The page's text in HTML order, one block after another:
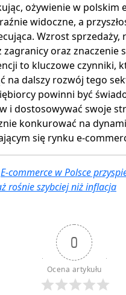
ożywienie w polskim
widoczne, a
Wzrost sprzedaży,
zagranicy oraz znaczenie
to kluczowe czynniki,
na dalszy rozwój tego
powinni być
i dostosowywać swoje
konkurować na
się rynku e-
E-commerce w Polsce
rośnie szybciej niż inflacja
0
Ocena artykułu